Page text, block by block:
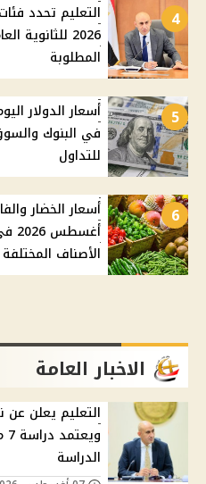
4
التعليم تحدد
2026
المطلوبة
5
في البنوك
للتداول
6
الأصناف المختلفة
الاخبار العامة
التعليم يعلن عن
الدراسة